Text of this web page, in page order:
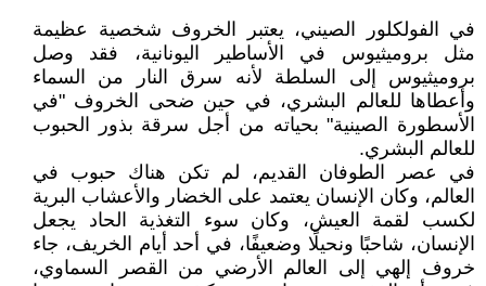
في الفولكلور الصيني، يعتبر الخروف شخصية عظيمة
مثل بروميثيوس في الأساطير اليونانية، فقد وصل
بروميثيوس إلى السلطة لأنه سرق النار من السماء
وأعطاها للعالم البشري، في حين ضحى الخروف "في
الأسطورة الصينية" بحياته من أجل سرقة بذور الحبوب
للعالم البشري.
في عصر الطوفان القديم، لم تكن هناك حبوب في
العالم، وكان الإنسان يعتمد على الخضار والأعشاب البرية
لكسب لقمة العيش، وكان سوء التغذية الحاد يجعل
الإنسان، شاحبًا ونحيلًا وضعيفًا، في أحد أيام الخريف، جاء
خروف إلهي إلى العالم الأرضي من القصر السماوي،